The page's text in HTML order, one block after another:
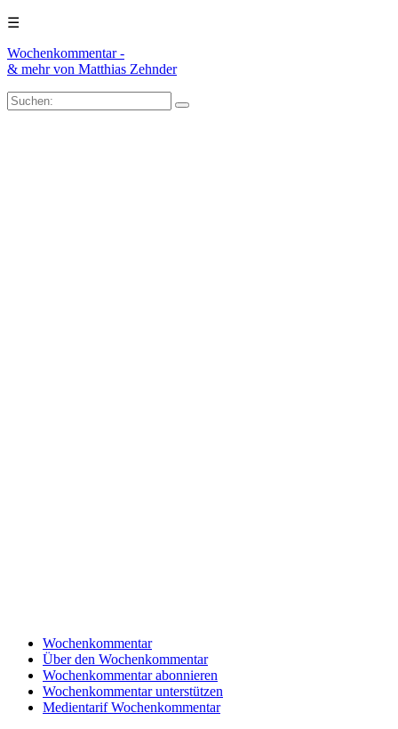
☰
Wochenkommentar -
& mehrvon Matthias Zehnder
Wochenkommentar
Über den Wochenkommentar
Wochenkommentar abonnieren
Wochenkommentar unterstützen
Medientarif Wochenkommentar